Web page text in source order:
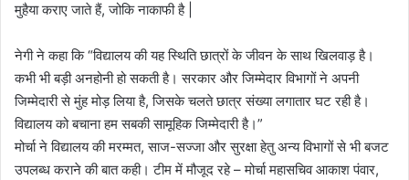
मुहैया कराए जाते हैं, जोकि नाकाफी है |
नेगी ने कहा कि “विद्यालय की यह स्थिति छात्रों के जीवन के साथ खिलवाड़ है।
कभी भी बड़ी अनहोनी हो सकती है। सरकार और जिम्मेदार विभागों ने अपनी
जिम्मेदारी से मुंह मोड़ लिया है, जिसके चलते छात्र संख्या लगातार घट रही है।
विद्यालय को बचाना हम सबकी सामूहिक जिम्मेदारी है।”
मोर्चा ने विद्यालय की मरम्मत, साज-सज्जा और सुरक्षा हेतु अन्य विभागों से भी बजट
उपलब्ध कराने की बात कही। टीम में मौजूद रहे – मोर्चा महासचिव आकाश पंवार,